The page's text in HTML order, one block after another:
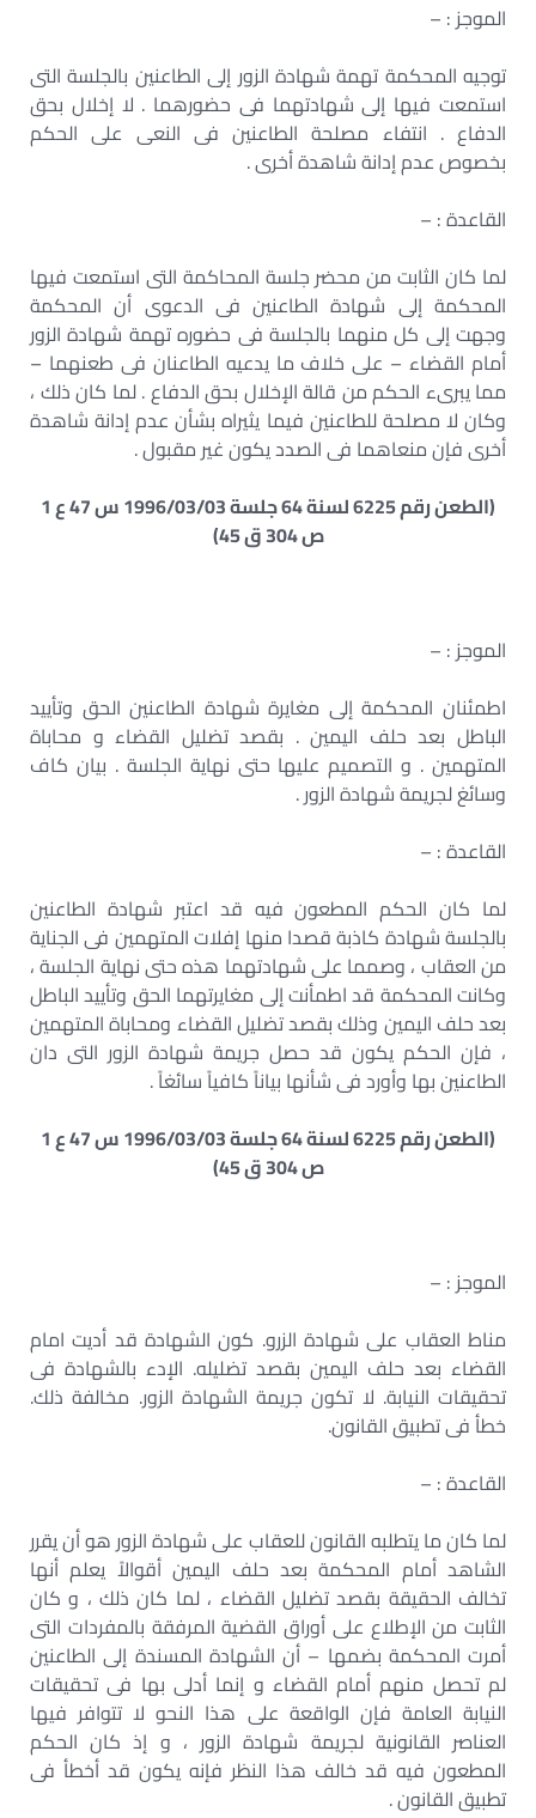
الموجز : –
توجيه المحكمة تهمة شهادة الزور إلى الطاعنين بالجلسة التى
استمعت فيها إلى شهادتهما فى حضورهما . لا إخلال بحق
الدفاع . انتفاء مصلحة الطاعنين فى النعى على الحكم
بخصوص عدم إدانة شاهدة أخرى .
القاعدة : –
لما كان الثابت من محضر جلسة المحاكمة التى استمعت فيها
المحكمة إلى شهادة الطاعنين فى الدعوى أن المحكمة
وجهت إلى كل منهما بالجلسة فى حضوره تهمة شهادة الزور
أمام القضاء – على خلاف ما يدعيه الطاعنان فى طعنهما –
مما يبرىء الحكم من قالة الإخلال بحق الدفاع . لما كان ذلك ،
وكان لا مصلحة للطاعنين فيما يثيراه بشأن عدم إدانة شاهدة
أخرى فإن منعاهما فى الصدد يكون غير مقبول .
(الطعن رقم 6225 لسنة 64 جلسة 1996/03/03 س 47 ع 1
ص 304 ق 45)
الموجز : –
اطمئنان المحكمة إلى مغايرة شهادة الطاعنين الحق وتأييد
الباطل بعد حلف اليمين . بقصد تضليل القضاء و محاباة
المتهمين . و التصميم عليها حتى نهاية الجلسة . بيان كاف
وسائغ لجريمة شهادة الزور .
القاعدة : –
لما كان الحكم المطعون فيه قد اعتبر شهادة الطاعنين
بالجلسة شهادة كاذبة قصدا منها إفلات المتهمين فى الجناية
من العقاب ، وصمما على شهادتهما هذه حتى نهاية الجلسة ،
وكانت المحكمة قد اطمأنت إلى مغايرتهما الحق وتأييد الباطل
بعد حلف اليمين وذلك بقصد تضليل القضاء ومحاباة المتهمين
، فإن الحكم يكون قد حصل جريمة شهادة الزور التى دان
الطاعنين بها وأورد فى شأنها بياناً كافياً سائغاً .
(الطعن رقم 6225 لسنة 64 جلسة 1996/03/03 س 47 ع 1
ص 304 ق 45)
الموجز : –
مناط العقاب على شهادة الزرو. كون الشهادة قد أديت امام
القضاء بعد حلف اليمين بقصد تضليله. الإدء بالشهادة فى
تحقيقات النيابة. لا تكون جريمة الشهادة الزور. مخالفة ذلك.
خطأ فى تطبيق القانون.
القاعدة : –
لما كان ما يتطلبه القانون للعقاب على شهادة الزور هو أن يقرر
الشاهد أمام المحكمة بعد حلف اليمين أقوالاً يعلم أنها
تخالف الحقيقة بقصد تضليل القضاء ، لما كان ذلك ، و كان
الثابت من الإطلاع على أوراق القضية المرفقة بالمفردات التى
أمرت المحكمة بضمها – أن الشهادة المسندة إلى الطاعنين
لم تحصل منهم أمام القضاء و إنما أدلى بها فى تحقيقات
النيابة العامة فإن الواقعة على هذا النحو لا تتوافر فيها
العناصر القانونية لجريمة شهادة الزور ، و إذ كان الحكم
المطعون فيه قد خالف هذا النظر فإنه يكون قد أخطأ فى
تطبيق القانون .